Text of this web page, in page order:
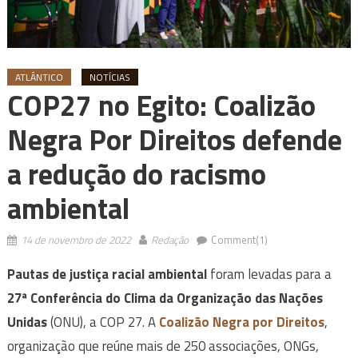
ATLÂNTICO NOTÍCIAS
COP27 no Egito: Coalizão
Negra Por Direitos defende
a redução do racismo
ambiental
14 de novembro de 2022 Redação Comment(1)
Pautas de justiça racial ambientalforam levadas para a
27ª Conferência do Clima da Organização das Nações
Unidas(ONU), a COP 27. ACoalizão Negra por Direitos,
organização que reúne mais de 250 associações, ONGs,